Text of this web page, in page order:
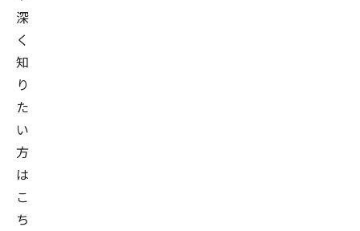
深
く
知
り
た
い
方
は
こ
ち